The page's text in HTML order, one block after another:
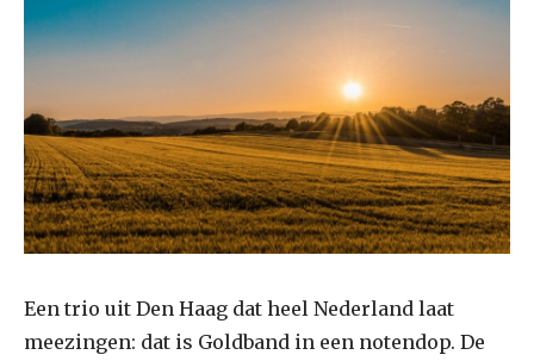
Een trio uit Den Haag dat heel Nederland laat
meezingen: dat is Goldband in een notendop. De